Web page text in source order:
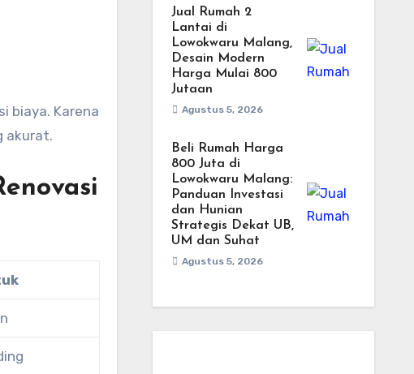
biaya. Karena
akurat.
Jual Rumah 2
Lantai di
Lowokwaru Malang,
Desain Modern
Harga Mulai 800
Jutaan
Agustus 5, 2026
Beli Rumah Harga
800 Juta di
Lowokwaru Malang:
Panduan Investasi
dan Hunian
Strategis Dekat UB,
UM dan Suhat
Agustus 5, 2026